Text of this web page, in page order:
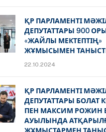
ҚР ПАРЛАМЕНТІ
ДЕПУТАТТАРЫ 900
«ЖАЙЛЫ МЕКТЕПТІҢ»
ЖҰМЫСЫМЕН
22.10.2024
ҚР ПАРЛАМЕНТІ
ДЕПУТАТТАРЫ БОЛАТ
ПЕН МАКСИМ РОЖИН
АУЫЛЫНДА